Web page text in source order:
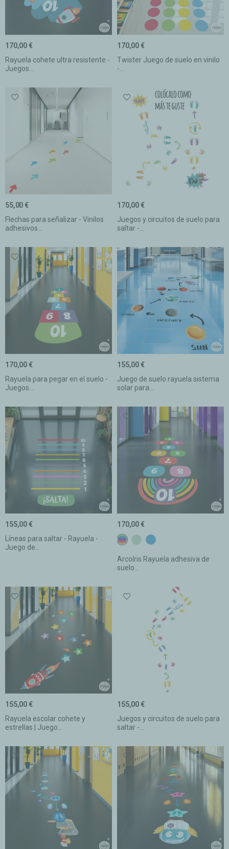
Rayuela cohete ultra resistente -
Juegos...
170,00 €
Twister Juego de suelo en vinilo
-...
170,00 €
Flechas para señalizar - Vinilos
adhesivos...
55,00 €
Juegos y circuitos de suelo para
saltar -...
170,00 €
Rayuela para pegar en el suelo -
Juegos...
170,00 €
Juego de suelo rayuela sistema
solar para...
155,00 €
Líneas para saltar - Rayuela -
Juego de...
155,00 €
Arcoíris Rayuela adhesiva de
suelo...
170,00 €
De coloresc15 Verde menta
c17 Azul fuerte
Rayuela escolar cohete y
estrellas | Juego...
155,00 €
Juegos y circuitos de suelo para
saltar -...
155,00 €